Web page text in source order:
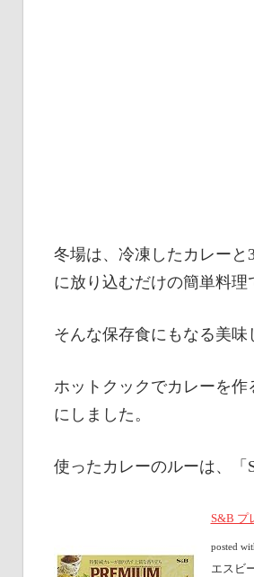
冬場は、冷凍したカレー
に放り込むだけの簡単料理
そんな保存食にもなる美味
ホットクックでカレーを
にしました。
使ったカレーのルーは、「
S&B プ
posted
エスビ